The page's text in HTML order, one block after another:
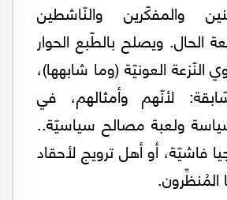
والمفكّرين والنّاشطين
الحال. ويصلح بالطّبع الحوار
العونيّة (وما شابهها)،
لأنّهم وأمثالهم، في
ولعبة مصالح سياسيّة..
فاشيّة، أو أهل ترويج لأحقاد
المُنظِّرون.